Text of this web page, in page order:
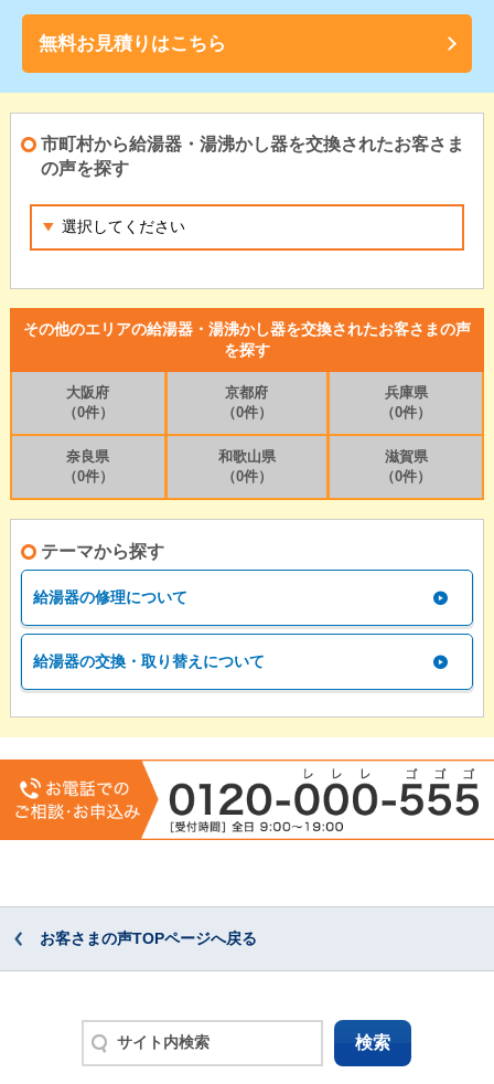
無料お見積りはこちら
市町村から給湯器・湯沸かし器を交換されたお客さま
の声を探す
その他のエリアの給湯器・湯沸かし器を交換されたお客さまの声
を探す
大阪府
（0件）
京都府
（0件）
兵庫県
（0件）
奈良県
（0件）
和歌山県
（0件）
滋賀県
（0件）
テーマから探す
給湯器の修理について
給湯器の交換・取り替えについて
お客さまの声TOPページへ戻る